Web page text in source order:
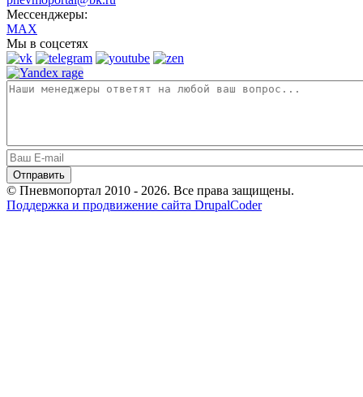
Мессенджеры:
MAX
Мы в соцсетях
© Пневмопортал 2010 - 2026. Все права защищены.
Поддержка и продвижение сайта DrupalCoder